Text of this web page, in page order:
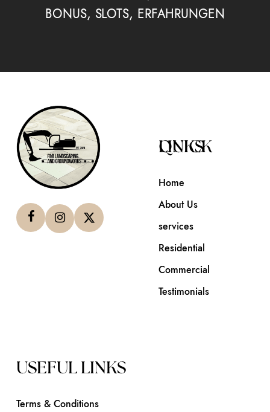
BONUS, SLOTS, ERFAHRUNGEN
QUICK LINKS
Home
About Us
services
Residential
Commercial
Testimonials
USEFUL LINKS
Terms & Conditions